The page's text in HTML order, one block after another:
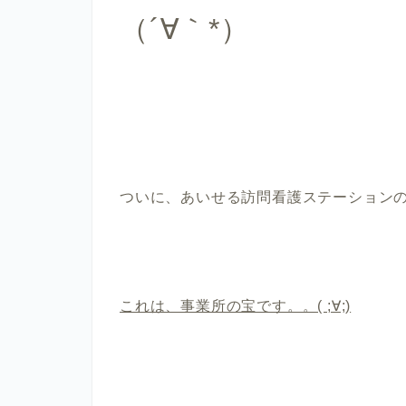
（´∀｀*）
ついに、あいせる訪問看護ステーション
これは、事業所の宝です。。( ;∀;)